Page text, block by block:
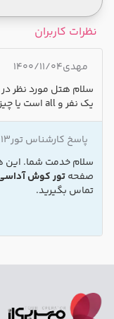
نظرات کاربران
مهدی1400/11/04
یک نفر و all است یا چیز دیگری با تشکر
پاسخ کارشناس تور
صفحهتور کوش
تماس بگیرید.